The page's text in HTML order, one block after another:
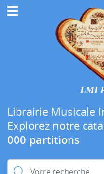
LMI
Librairie Musicale
Explorez notre
000 partitions
Rechercher :